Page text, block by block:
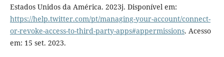
Estados Unidos da América. 2023j. Disponível em:
https://help.twitter.com/pt/managing-your-account/connect-
or-revoke-access-to-third-party-apps#appermissions. Acesso
em: 15 set. 2023.